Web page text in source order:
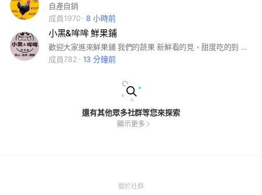
自產自銷
成員1970
8 小時前
小黑&哞哞 鮮果鋪
歡迎大家進來鮮果鋪 我們的蔬果 新鮮看的見、甜度吃的到 給大家新鮮有品質是我們的初心
成員782
13 分鐘前
還有其他眾多社群等您來探索
顯示更多
關於社群(Open